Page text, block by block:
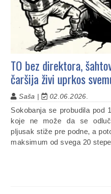
TO bez direktora,
čaršija živi uprkos
Saša | 02.06.2026.
Sokobanja se probudila pod
koje ne može da se
pljusak stiže pre podne, a
maksimum od svega 20